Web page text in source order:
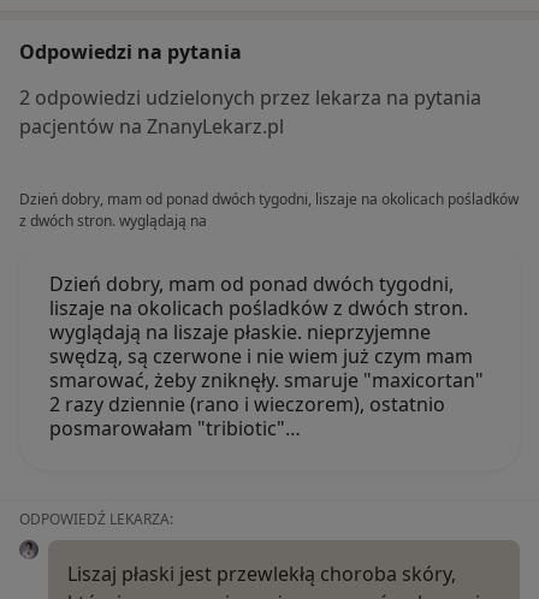
Odpowiedzi na pytania
2 odpowiedzi udzielonych przez lekarza na pytania
pacjentów na ZnanyLekarz.pl
Dzień dobry, mam od ponad dwóch tygodni, liszaje na okolicach pośladków
z dwóch stron. wyglądają na
Dzień dobry, mam od ponad dwóch tygodni,
liszaje na okolicach pośladków z dwóch stron.
wyglądają na liszaje płaskie. nieprzyjemne
swędzą, są czerwone i nie wiem już czym mam
smarować, żeby zniknęły. smaruje "maxicortan"
2 razy dziennie (rano i wieczorem), ostatnio
posmarowałam "tribiotic"…
ODPOWIEDŹ LEKARZA:
Liszaj płaski jest przewlekłą choroba skóry,